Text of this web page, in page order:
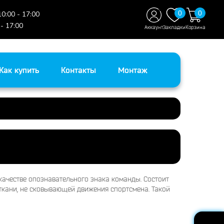
- 17:00
17:00
АккаунтЗакладки
0
Корзина
0
Как купить Контакты Монтаж
опознавательного знака команды. Состоит
не сковывающей движения спортсмена. Такой